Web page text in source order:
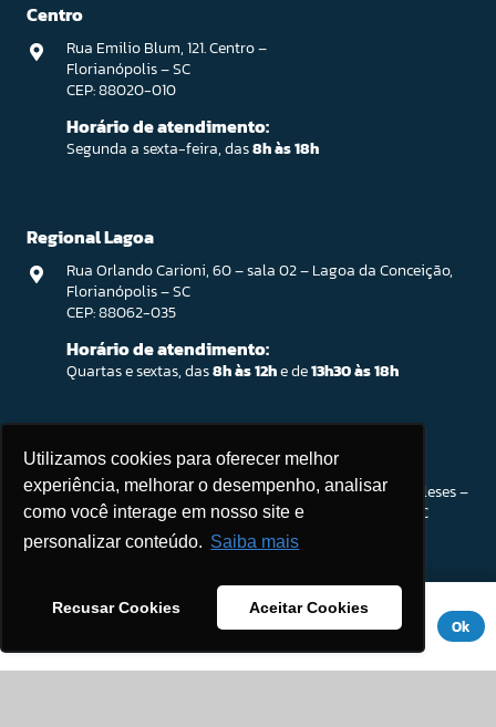
Utilizamos cookies para oferecer melhor
experiência, melhorar o desempenho, analisar
como você interage em nosso site e
personalizar conteúdo. Saiba mais
Recusar Cookies Aceitar Cookies
Centro
Rua Emilio Blum, 121. Centro –
Florianópolis – SC
CEP: 88020-010
Horário de atendimento:
Segunda a sexta-feira, das8h às 18h
Regional Lagoa
Rua Orlando Carioni, 60 – sala 02 – Lagoa da Conceição,
Florianópolis – SC
CEP: 88062-035
Horário de atendimento:
Quartas e sextas, das8h às 12he de13h30 às 18h
Ingleses / Atendimento Parceiro SEBRAE
Rod. João Gualberto Soares, 56 – Open Shopping Ingleses –
Sala 201. Ingleses do Rio Vermelho, Florianópolis – SC
CEP: 88058-300
Segunda a sexta-feira, das8h às 18h
(Intervalo:12h às 13h30
Este site usa cookies para melhorar sua experiência. Se você
continuar a usar este site, você concorda com ele.Aviso de
Privacidade
Ok